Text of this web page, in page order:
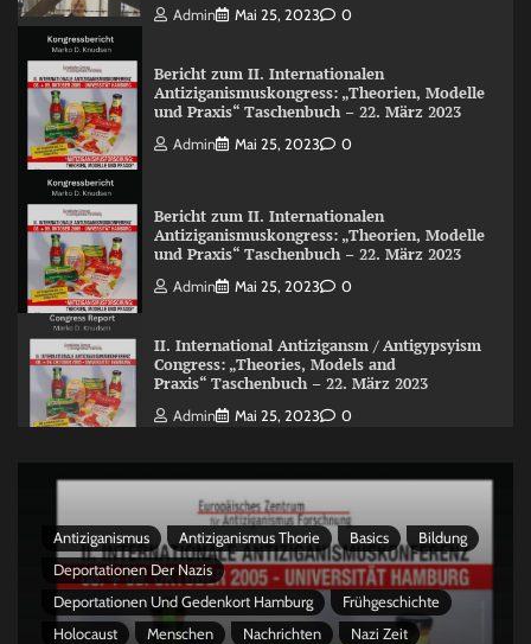
Admin Mai 25, 2023 0
Bericht zum II. Internationalen
Antiziganismuskongress: „Theorien, Modelle
und Praxis“ Taschenbuch – 22. März 2023
Admin Mai 25, 2023 0
Bericht zum II. Internationalen
Antiziganismuskongress: „Theorien, Modelle
und Praxis“ Taschenbuch – 22. März 2023
Admin Mai 25, 2023 0
II. International Antizigansm / Antigypsyism
Congress: „Theories, Models and
Praxis“ Taschenbuch – 22. März 2023
Admin Mai 25, 2023 0
Antiziganismus Antiziganismus Thorie Basics
Bildung
Deportationen Der Nazis
Deportationen Und Gedenkort Hamburg
Frühgeschichte
Holocaust
Menschen Nachrichten Nazi Zeit